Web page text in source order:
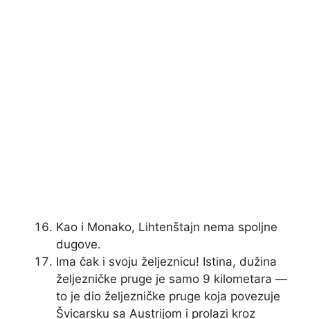
Kao i Monako, Lihtenštajn nema spoljne
dugove.
Ima čak i svoju željeznicu! Istina, dužina
željezničke pruge je samo 9 kilometara —
to je dio željezničke pruge koja povezuje
Švicarsku sa Austrijom i prolazi kroz